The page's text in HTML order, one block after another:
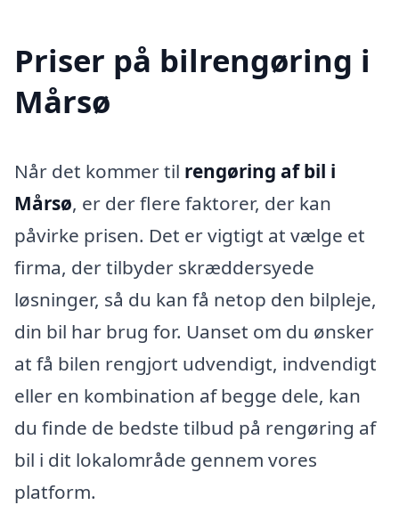
Priser på bilrengøring i
Mårsø
Når det kommer til rengøring af bil i
Mårsø, er der flere faktorer, der kan
påvirke prisen. Det er vigtigt at vælge et
firma, der tilbyder skræddersyede
løsninger, så du kan få netop den bilpleje,
din bil har brug for. Uanset om du ønsker
at få bilen rengjort udvendigt, indvendigt
eller en kombination af begge dele, kan
du finde de bedste tilbud på rengøring af
bil i dit lokalområde gennem vores
platform.